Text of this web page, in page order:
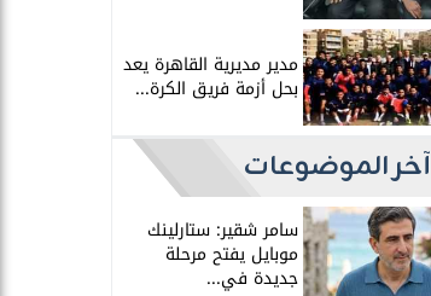
مدير مديرية القاهرة يعد
بحل أزمة فريق الكرة...
آخر الموضوعات
سامر شقير: ستارلينك
موبايل يفتح مرحلة
جديدة في...